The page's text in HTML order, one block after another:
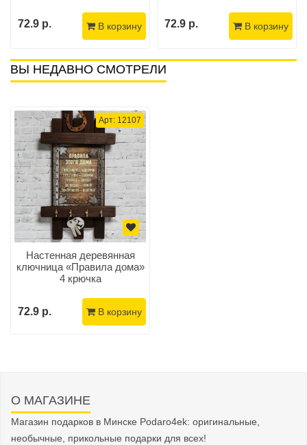
72.9 р. В корзину 72.9 р. В корзину
ВЫ НЕДАВНО СМОТРЕЛИ
Арт: 12107
Настенная деревянная
ключница «Правила дома»
4 крючка
72.9 р. В корзину
О МАГАЗИНЕ
Магазин подарков в Минске Podaro4ek: оригинальные,
необычные, прикольные подарки для всех!